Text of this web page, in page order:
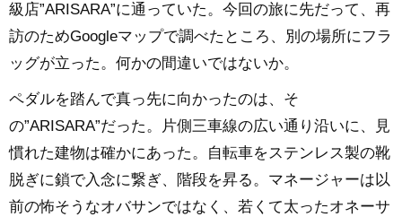
級店”ARISARA”に通っていた。今回の旅に先だって、再
訪のためGoogleマップで調べたところ、別の場所にフラ
ッグが立った。何かの間違いではないか。
ペダルを踏んで真っ先に向かったのは、そ
の”ARISARA”だった。片側三車線の広い通り沿いに、見
慣れた建物は確かにあった。自転車をステンレス製の靴
脱ぎに鎖で入念に繋ぎ、階段を昇る。マネージャーは以
前の怖そうなオバサンではなく、若くて太ったオネーサ